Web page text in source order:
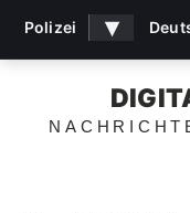
Polizei ▾